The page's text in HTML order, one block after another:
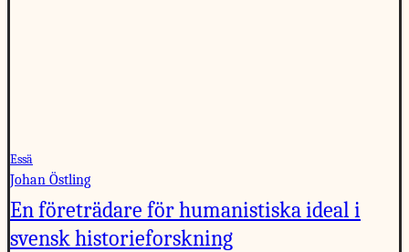
Essä
Johan Östling
En företrädare för humanistiska ideal i
svensk historieforskning